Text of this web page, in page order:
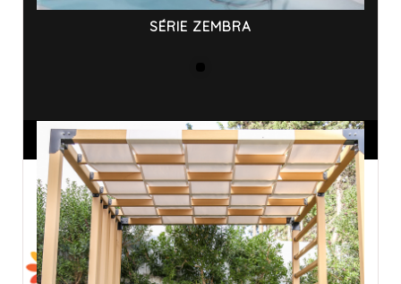
SÉRIE ZEMBRA
ANNONCES SPONSORISÉES